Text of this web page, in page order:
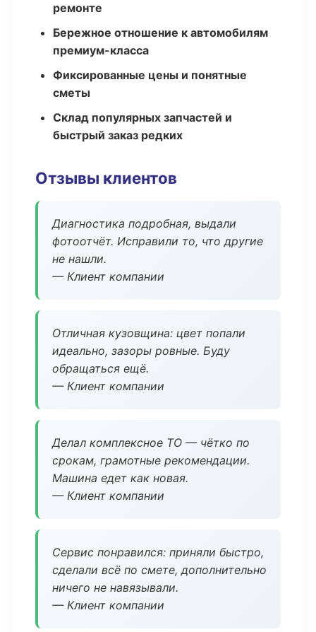
ремонте
Бережное отношение к автомобилям
премиум-класса
Фиксированные цены и понятные
сметы
Склад популярных запчастей и
быстрый заказ редких
Отзывы клиентов
Диагностика подробная, выдали
фотоотчёт. Исправили то, что другие
не нашли.
— Клиент компании
Отличная кузовщина: цвет попали
идеально, зазоры ровные. Буду
обращаться ещё.
— Клиент компании
Делал комплексное ТО — чётко по
срокам, грамотные рекомендации.
Машина едет как новая.
— Клиент компании
Сервис понравился: приняли быстро,
сделали всё по смете, дополнительно
ничего не навязывали.
— Клиент компании